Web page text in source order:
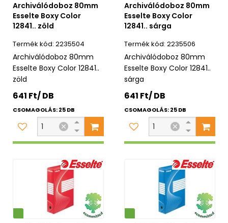
Archiválódoboz 80mm
Esselte Boxy Color
12841.. zöld
2235504
Archiválódoboz 80mm
Esselte Boxy Color 12841..
zöld
641 Ft/ DB
CSOMAGOLÁS: 25 DB
Archiválódoboz 80mm
Esselte Boxy Color
12841.. sárga
2235506
Archiválódoboz 80mm
Esselte Boxy Color 12841..
sárga
641 Ft/ DB
CSOMAGOLÁS: 25 DB
Környezetbarát